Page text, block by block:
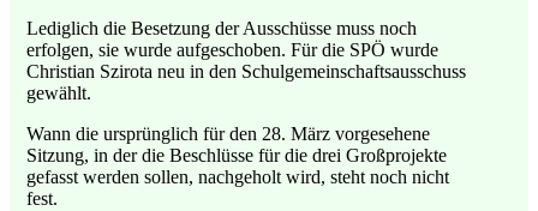
Lediglich die Besetzung der Ausschüsse muss noch
erfolgen, sie wurde aufgeschoben. Für die SPÖ wurde
Christian Szirota neu in den Schulgemeinschaftsausschuss
gewählt.
Wann die ursprünglich für den 28. März vorgesehene
Sitzung, in der die Beschlüsse für die drei Großprojekte
gefasst werden sollen, nachgeholt wird, steht noch nicht
fest.